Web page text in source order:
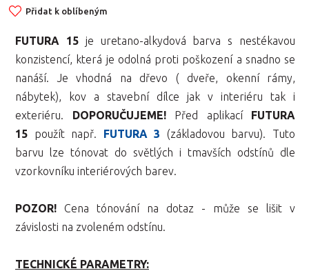
Přidat k oblíbeným
FUTURA 15 je uretano-alkydová barva s nestékavou
konzistencí, která je odolná proti poškození a snadno se
nanáší. Je vhodná na dřevo ( dveře, okenní rámy,
nábytek), kov a stavební dílce jak v interiéru tak i
exteriéru. DOPORUČUJEME!Před aplikací FUTURA
15 použít např. FUTURA 3 (základovou barvu). Tuto
barvu lze tónovat do světlých i tmavších odstínů dle
vzorkovníku interiérových barev.
POZOR! Cena tónování na dotaz - může se lišit v
závislosti na zvoleném odstínu.
TECHNICKÉ PARAMETRY: